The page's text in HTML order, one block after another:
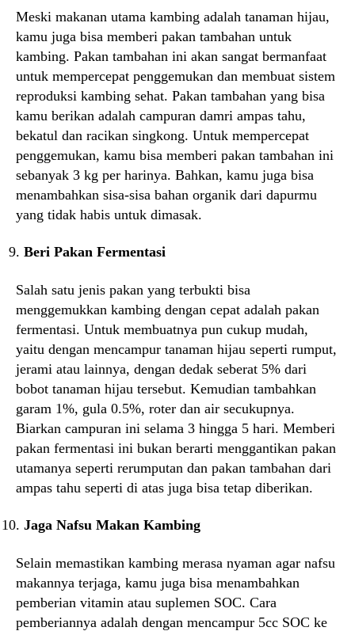
Meski makanan utama kambing adalah tanaman hijau,
kamu juga bisa memberi pakan tambahan untuk
kambing. Pakan tambahan ini akan sangat bermanfaat
untuk mempercepat penggemukan dan membuat sistem
reproduksi kambing sehat. Pakan tambahan yang bisa
kamu berikan adalah campuran damri ampas tahu,
bekatul dan racikan singkong. Untuk mempercepat
penggemukan, kamu bisa memberi pakan tambahan ini
sebanyak 3 kg per harinya. Bahkan, kamu juga bisa
menambahkan sisa-sisa bahan organik dari dapurmu
yang tidak habis untuk dimasak.
Beri Pakan Fermentasi
Salah satu jenis pakan yang terbukti bisa
menggemukkan kambing dengan cepat adalah pakan
fermentasi. Untuk membuatnya pun cukup mudah,
yaitu dengan mencampur tanaman hijau seperti rumput,
jerami atau lainnya, dengan dedak seberat 5% dari
bobot tanaman hijau tersebut. Kemudian tambahkan
garam 1%, gula 0.5%, roter dan air secukupnya.
Biarkan campuran ini selama 3 hingga 5 hari. Memberi
pakan fermentasi ini bukan berarti menggantikan pakan
utamanya seperti rerumputan dan pakan tambahan dari
ampas tahu seperti di atas juga bisa tetap diberikan.
Jaga Nafsu Makan Kambing
Selain memastikan kambing merasa nyaman agar nafsu
makannya terjaga, kamu juga bisa menambahkan
pemberian vitamin atau suplemen SOC. Cara
pemberiannya adalah dengan mencampur 5cc SOC ke